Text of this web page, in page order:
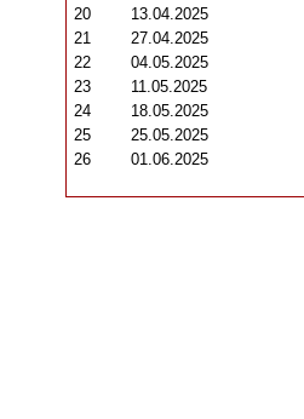
20
13.04.2025
21
27.04.2025
22
04.05.2025
23
11.05.2025
24
18.05.2025
25
25.05.2025
26
01.06.2025